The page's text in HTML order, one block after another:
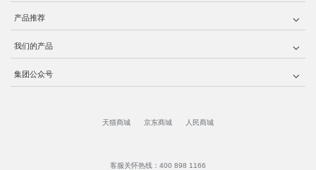
产品推荐
我们的产品
集团公众号
天猫商城 京东商城 人民商城
客服关怀热线：400 898 1166